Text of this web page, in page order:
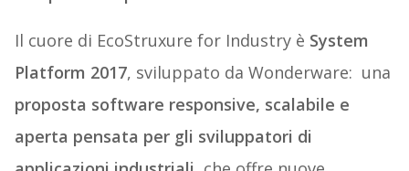
Il cuore di EcoStruxure for Industry è System
Platform 2017, sviluppato da Wonderware: una
proposta software responsive, scalabile e
aperta pensata per gli sviluppatori di